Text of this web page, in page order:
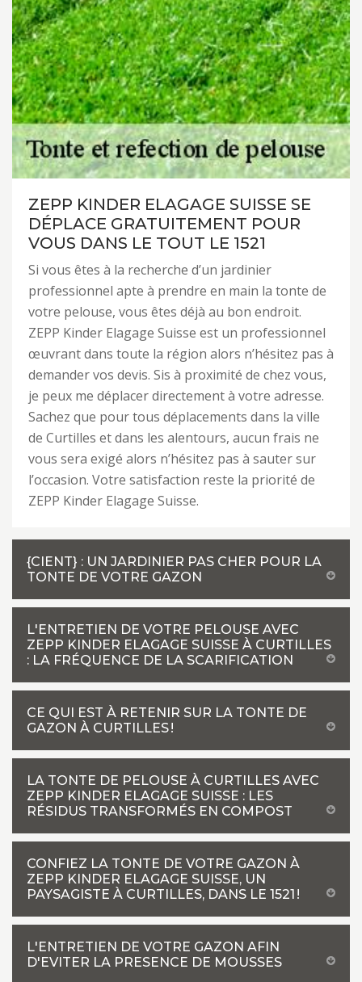
ZEPP KINDER ELAGAGE SUISSE SE
DÉPLACE GRATUITEMENT POUR
VOUS DANS LE TOUT LE 1521
Si vous êtes à la recherche d’un jardinier
professionnel apte à prendre en main la tonte de
votre pelouse, vous êtes déjà au bon endroit.
ZEPP Kinder Elagage Suisse est un professionnel
œuvrant dans toute la région alors n’hésitez pas à
demander vos devis. Sis à proximité de chez vous,
je peux me déplacer directement à votre adresse.
Sachez que pour tous déplacements dans la ville
de Curtilles et dans les alentours, aucun frais ne
vous sera exigé alors n’hésitez pas à sauter sur
l’occasion. Votre satisfaction reste la priorité de
ZEPP Kinder Elagage Suisse.
{CIENT} : UN JARDINIER PAS CHER POUR LA
TONTE DE VOTRE GAZON
L'ENTRETIEN DE VOTRE PELOUSE AVEC
ZEPP KINDER ELAGAGE SUISSE À CURTILLES
: LA FRÉQUENCE DE LA SCARIFICATION
CE QUI EST À RETENIR SUR LA TONTE DE
GAZON À CURTILLES !
LA TONTE DE PELOUSE À CURTILLES AVEC
ZEPP KINDER ELAGAGE SUISSE : LES
RÉSIDUS TRANSFORMÉS EN COMPOST
CONFIEZ LA TONTE DE VOTRE GAZON À
ZEPP KINDER ELAGAGE SUISSE, UN
PAYSAGISTE À CURTILLES, DANS LE 1521 !
L'ENTRETIEN DE VOTRE GAZON AFIN
D'EVITER LA PRESENCE DE MOUSSES